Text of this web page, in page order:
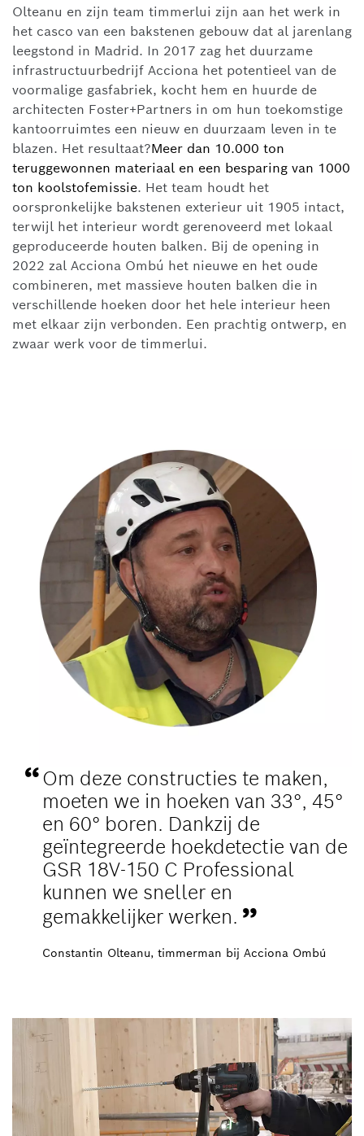
Olteanu en zijn team timmerlui zijn aan het werk in
het casco van een bakstenen gebouw dat al jarenlang
leegstond in Madrid. In 2017 zag het duurzame
infrastructuurbedrijf Acciona het potentieel van de
voormalige gasfabriek, kocht hem en huurde de
architecten Foster+Partners in om hun toekomstige
kantoorruimtes een nieuw en duurzaam leven in te
blazen. Het resultaat?Meer dan 10.000 ton
teruggewonnen materiaal en een besparing van 1000
ton koolstofemissie. Het team houdt het
oorspronkelijke bakstenen exterieur uit 1905 intact,
terwijl het interieur wordt gerenoveerd met lokaal
geproduceerde houten balken. Bij de opening in
2022 zal Acciona Ombú het nieuwe en het oude
combineren, met massieve houten balken die in
verschillende hoeken door het hele interieur heen
met elkaar zijn verbonden. Een prachtig ontwerp, en
zwaar werk voor de timmerlui.
Om deze constructies te maken,
moeten we in hoeken van 33°, 45°
en 60° boren. Dankzij de
geïntegreerde hoekdetectie van de
GSR 18V-150 C Professional
kunnen we sneller en
gemakkelijker werken.
Constantin Olteanu, timmerman bij Acciona Ombú